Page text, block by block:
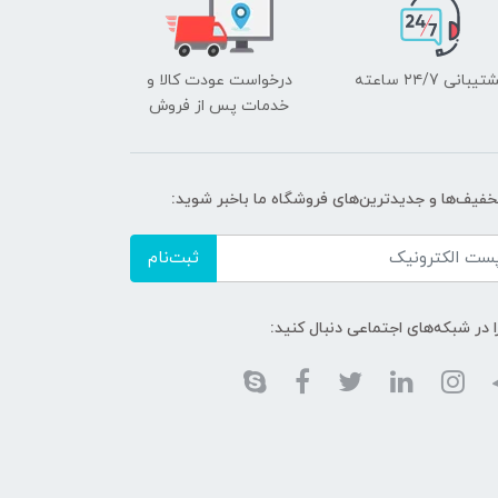
۲۴/7 ساعته
درخواست عودت کالا و
خدمات پس از فروش
و جدیدترین‌های فروشگاه ما باخبر شوید:
ثبت‌نام
در شبکه‌های اجتماعی دنبال کنید: